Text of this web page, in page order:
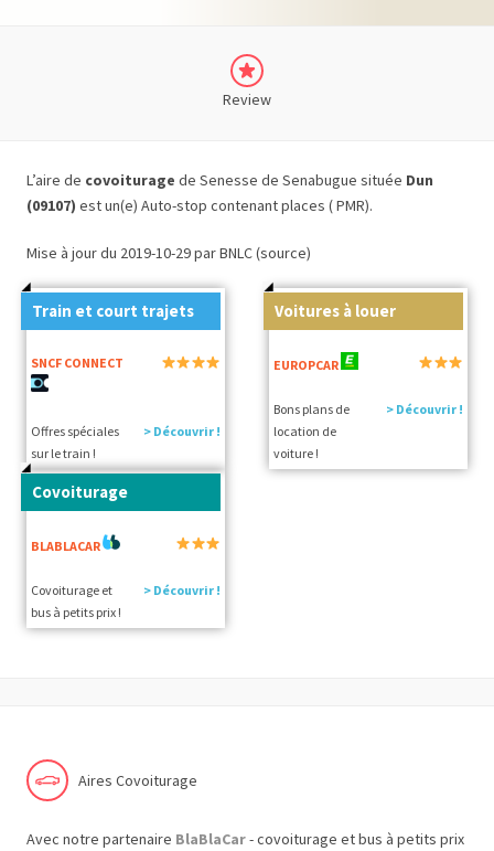
Review
L’aire de covoiturage de Senesse de Senabugue située Dun
(09107) est un(e) Auto-stop contenant places ( PMR).
Mise à jour du 2019-10-29 par BNLC (source)
Train et court trajets
SNCF CONNECT
Offres spéciales
sur le train !
> Découvrir !
Voitures à louer
EUROPCAR
Bons plans de
location de
voiture !
> Découvrir !
Covoiturage
BLABLACAR
Covoiturage et
bus à petits prix !
> Découvrir !
Aires Covoiturage
Avec notre partenaire BlaBlaCar- covoiturage et bus à petits prix